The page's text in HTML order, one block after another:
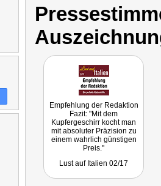
Empfehlung der Redaktion
Fazit: "Mit dem
Kupfergeschirr kocht man
mit absoluter Präzision zu
einem wahrlich günstigen
Preis."
Lust auf Italien 02/17